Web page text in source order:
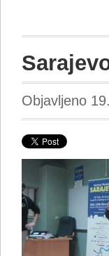
Objavljeno